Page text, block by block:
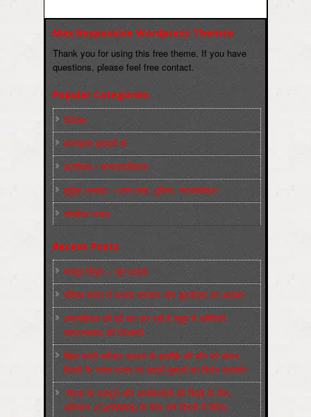
Max Responsive Wordpress Themse
Thank you for using this free theme. If you have
questions, please feel free contact.
Popular Categories
Slider
कारख़ाना इलाक़ों से
फ़ासीवाद / साम्‍प्रदायिकता
बुर्जुआ जनवाद – दमन तंत्र, पुलिस, न्‍यायपालिका
संघर्षरत जनता
Recent Posts
मज़दूर बिगुल – जून 2026
पश्चिम बंगाल में भाजपा सरकार और बुलडोज़र का आतंक!
अमानवीयता की हदें पार कर रही है क्यूबा में अमेरिकी
साम्राज्यवाद की घेराबन्दी
शिक्षा मंत्री धर्मेन्द्र प्रधान के इस्तीफ़े की माँग को लेकर
दिल्ली के जन्तर-मन्तर पर छात्रों-युवाओं का विरोध प्रदर्शन
‘नोएडा के मज़दूरों और कार्यकर्ताओं की रिहाई के लिए
अभियान’ (CaRWAN) के बैनर तले दिल्ली में विरोध